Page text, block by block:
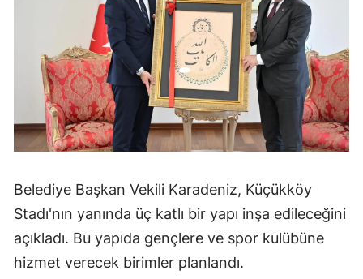
Belediye Başkan Vekili Karadeniz, Küçükköy
Stadı'nın yanında üç katlı bir yapı inşa edileceğini
açıkladı. Bu yapıda gençlere ve spor kulübüne
hizmet verecek birimler planlandı.